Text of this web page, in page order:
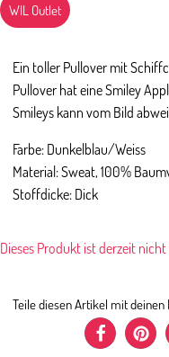
WIL Outlet
Ein toller Pullover mit
Pullover hat eine Smiley
Smileys kann vom Bild
Farbe: Dunkelblau/Weiss
Material: Sweat, 100%
Stoffdicke: Dick
Dieses Produkt ist derzeit
Teile diesen Artikel mit deinen